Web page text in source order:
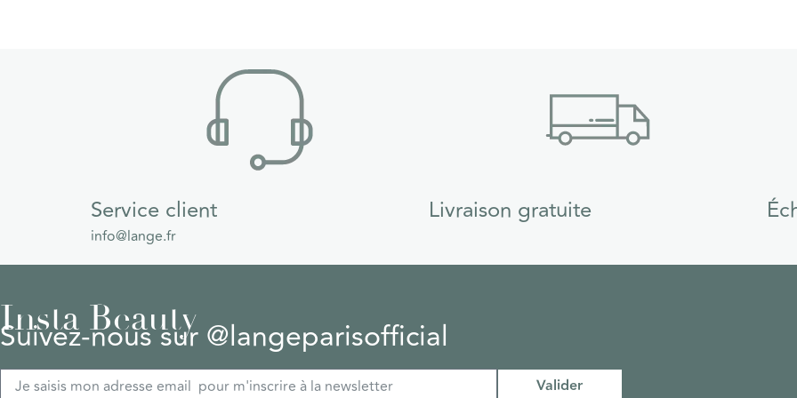
Service client
info@lange.fr
Livraison gratuite
Insta Beauty
Suivez-nous sur @langeparisofficial
Valider